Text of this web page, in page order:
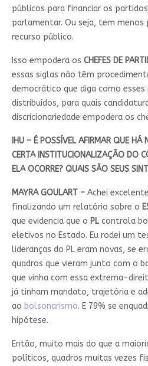
públicos para financiar os
parlamentar. Ou seja, tem
recurso público.
Isso empodera os CHEFES DE
essas siglas não têm
democrático que diga como esses
distribuídos, para quais
discricionariedade empodera os
IHU – É POSSÍVEL AFIRMAR QUE
CERTA INSTITUCIONALIZAÇÃO DO
ELA OCORRE? QUAIS SÃO SEUS
MAYRA GOULART –Achei
finalizando um relatório sobre o
que evidencia que o PLcontrola
eletivos no Estado. Eu rodei um
lideranças do PL eram novas, se
quadros que vieram junto com o
que vinha com essa extrema-
já tinham mandato, trajetória e
ao bolsonarismo. E 79% se
hipótese.
Então, muito mais do que a
políticos, quadros muitas vezes